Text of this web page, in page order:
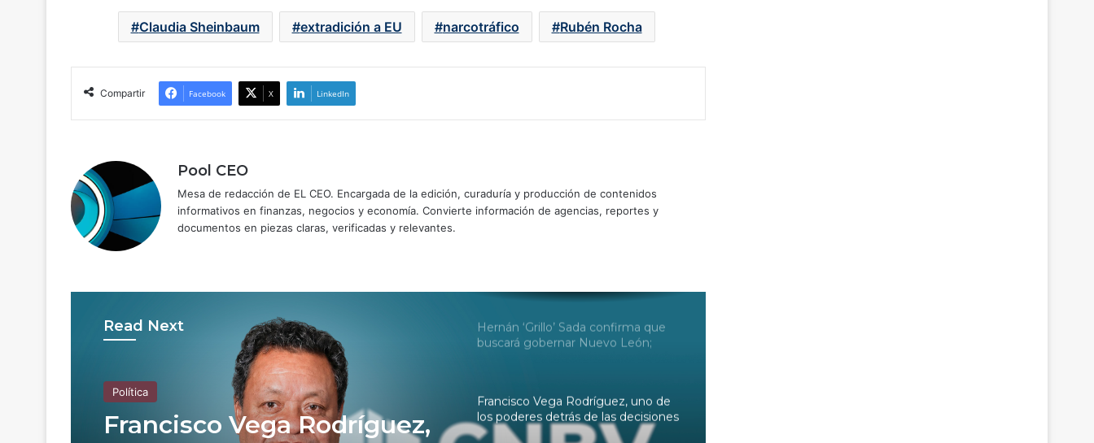
Claudia Sheinbaum extradición a EU narcotráfico Rubén Rocha
Compartir Facebook X LinkedIn
Pool CEO
Mesa de redacción de EL CEO. Encargada de la edición, curaduría y producción de contenidos
informativos en finanzas, negocios y economía. Convierte información de agencias, reportes y
documentos en piezas claras, verificadas y relevantes.
Read Next
Política
Francisco Vega Rodríguez,
Morena tiene competencia del
PAN, MC y PVEM en cinco estados;
amparos por la cancelación del
Claudia Sheinbaum abre dudas
sobre Pemex y las Fuerzas
Hernán ‘Grillo’ Sada confirma que
buscará gobernar Nuevo León;
Francisco Vega Rodríguez, uno de
los poderes detrás de las decisiones
de la CNBV